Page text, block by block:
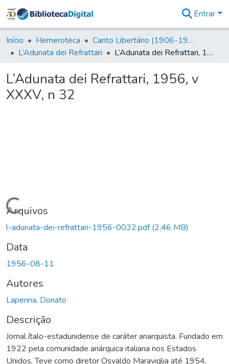
&
Coleções
Tudo na
Digital
Entrar
Início Hemeroteca
Canto Libertário (1906-1995)
L’Adunata dei Refrattari
L’Adunata dei Refrattari, 1956, v XXXV, n 32
L’Adunata dei Refrattari, 1956, v
XXXV, n 32
Carregando...
Arquivos
l-adunata-dei-refrattari-1956-0032.pdf(2,46 MB)
Data
1956-08-11
Autores
Lapenna, Donato
Descrição
Jornal ítalo-estadunidense de caráter anarquista. Fundado em
1922 pela comunidade anárquica italiana nos Estados
Unidos. Teve como diretor Osvaldo Maraviglia até 1954,